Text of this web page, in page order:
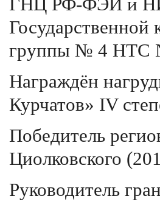
ГНЦ РФ-ФЭИ и
Государственной
группы № 4 НТС
Награждён
Курчатов» IV
Победитель
Циолковского
Руководитель